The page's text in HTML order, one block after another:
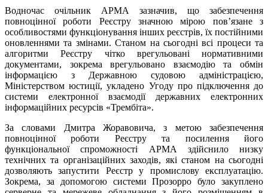
Водночас очільник АРМА зазначив, що забезпечення
повноцінної роботи Реєстру значною мірою пов’язане з
особливостями функціонування інших реєстрів, їх постійними
оновленнями та змінами. Станом на сьогодні всі процеси та
алгоритми Реєстру чітко врегульовані нормативними
документами, зокрема врегульовано взаємодію та обмін
інформацією з Державною судовою адміністрацією,
Міністерством юстиції, укладено Угоду про підключення до
системи електронної взаємодії державних електронних
інформаційних ресурсів «Трембіта».
За словами Дмитра Жоравовича, з метою забезпечення
повноцінної роботи Реєстру та посилення його
функціональної спроможності АРМА здійснило низку
технічних та організаційних заходів, які станом на сьогодні
дозволяють запустити Реєстр у промислову експлуатацію.
Зокрема, за допомогою системи Прозорро було закуплено